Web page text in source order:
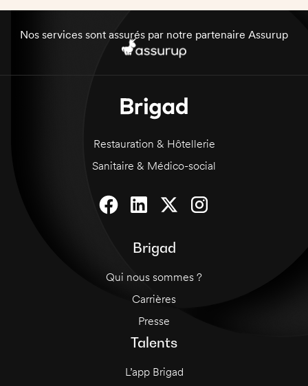
Vous devrez également être ponctuel, souriant
et courtois. Recherche personne motivée,
Nos services sont assurés par notre partenaire Assurup
Restauration & Hôtellerie
Sanitaire & Médico-social
Brigad
Qui nous sommes ?
Carrières
Presse
Talents
L’app Brigad